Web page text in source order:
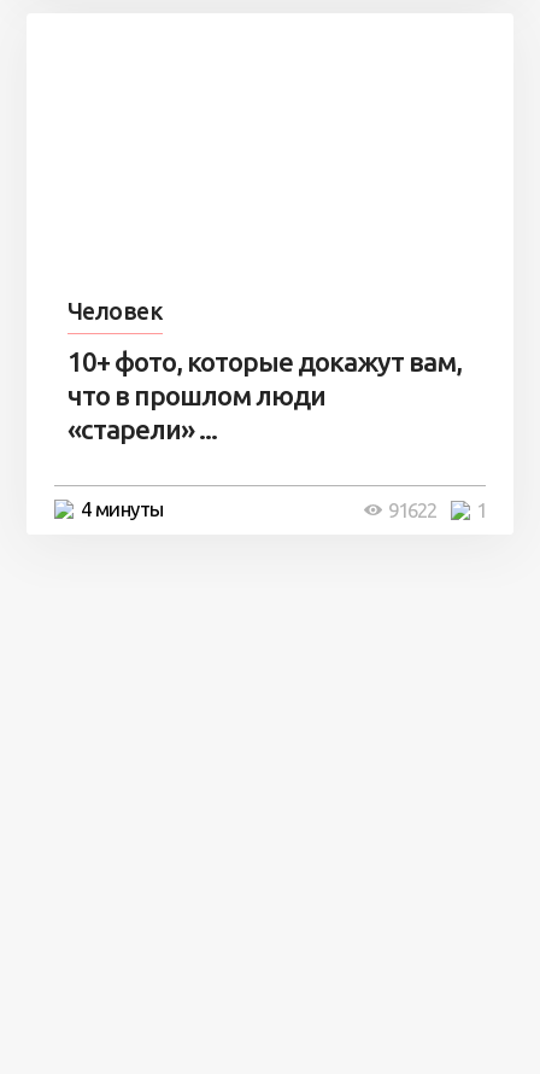
Человек
10+ фото, которые докажут вам,
что в прошлом люди
«старели» ...
4 минуты 1
91622